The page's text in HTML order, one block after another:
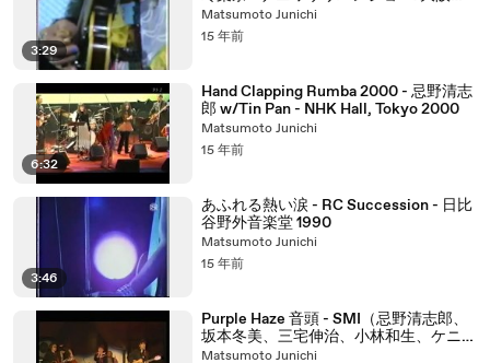
3:29
ホール 2001
Matsumoto Junichi
15 年前
6:32
Hand Clapping Rumba 2000 - 忌野清志
郎 w/Tin Pan - NHK Hall, Tokyo 2000
Matsumoto Junichi
15 年前
3:46
あふれる熱い涙 - RC Succession - 日比
谷野外音楽堂 1990
Matsumoto Junichi
15 年前
Purple Haze 音頭 - SMI（忌野清志郎、
坂本冬美、三宅伸治、小林和生、ケニ
ー・モズレー）- ロックの生まれた日
Matsumoto Junichi